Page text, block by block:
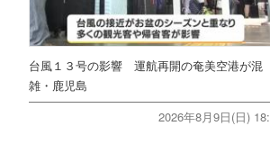
台風１３号の影響 運航再開の奄美空港が混
雑・鹿児島
2026年8月9日(日)